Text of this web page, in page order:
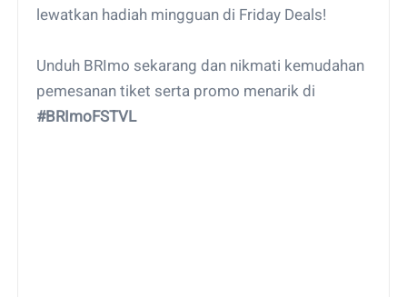
lewatkan hadiah mingguan di Friday Deals!
Unduh BRImo sekarang dan nikmati kemudahan
pemesanan tiket serta promo menarik di
#BRImoFSTVL